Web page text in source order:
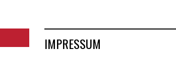
IMPRESSUM